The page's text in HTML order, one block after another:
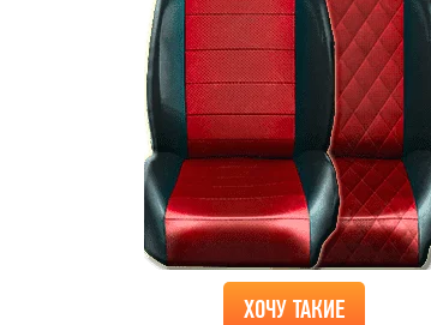
ХОЧУ ТАКИЕ